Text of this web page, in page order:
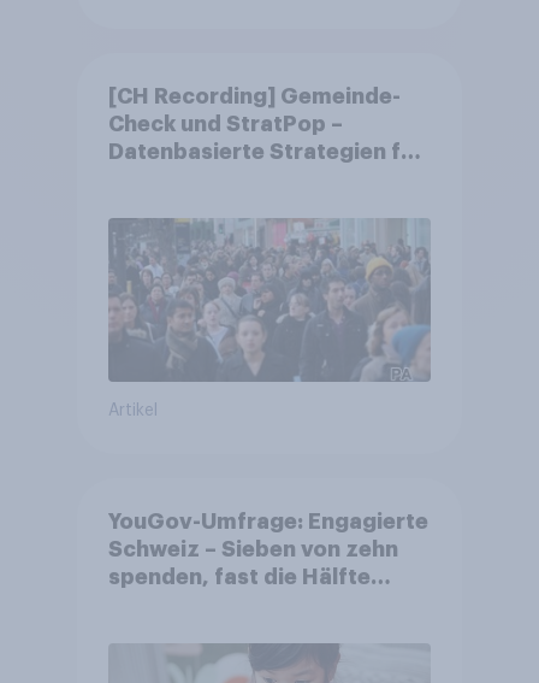
[CH Recording] Gemeinde-
Check und StratPop –
Datenbasierte Strategien für
Artikel
YouGov-Umfrage: Engagierte
Schweiz – Sieben von zehn
spenden, fast die Hälfte